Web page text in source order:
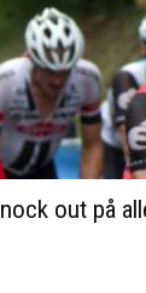
out på